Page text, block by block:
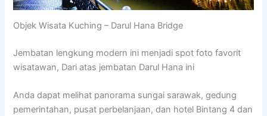
Objek Wisata Kuching – Darul Hana Bridge
Jembatan lengkung modern ini menjadi spot foto favorit
wisatawan, Dari atas jembatan Darul Hana ini
Anda dapat melihat panorama sungai sarawak, gedung
pemerintahan, pusat perbelanjaan, dan hotel Bintang 4 dan